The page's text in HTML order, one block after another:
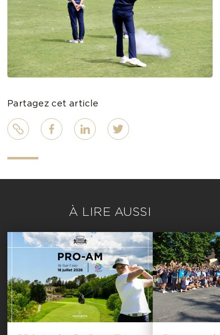
Partagez cet article
Lien FacebookLinkedIn Twitter
À LIRE AUSSI